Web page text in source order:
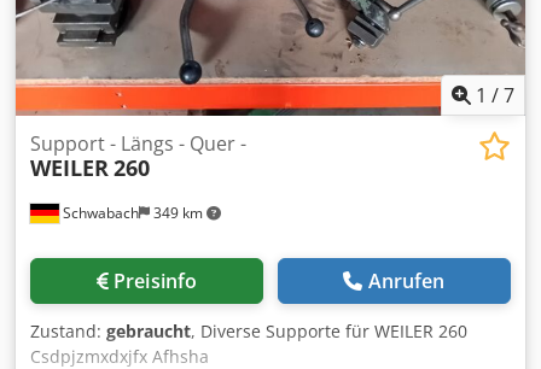
1 /7
Schwabach 349 km
Support - Längs - Quer -
WEILER 260
Preisinfo Anrufen
Zustand: gebraucht, Diverse Supporte für WEILER 260
Csdpjzmxdxjfx Afhsha